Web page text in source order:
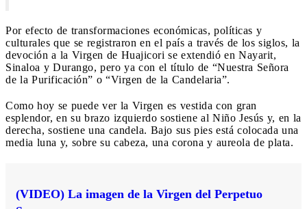
Por efecto de transformaciones económicas, políticas y
culturales que se registraron en el país a través de los siglos, la
devoción a la Virgen de Huajicori se extendió en Nayarit,
Sinaloa y Durango, pero ya con el título de “Nuestra Señora
de la Purificación” o “Virgen de la Candelaria”.
Como hoy se puede ver la Virgen es vestida con gran
esplendor, en su brazo izquierdo sostiene al Niño Jesús y, en la
derecha, sostiene una candela. Bajo sus pies está colocada una
media luna y, sobre su cabeza, una corona y aureola de plata.
(VIDEO) La imagen de la Virgen del Perpetuo